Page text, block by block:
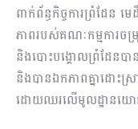
ពាក់ព័ន្ធកិច្ចការព្រំដែន
ភាព​របស់គណៈ​កម្ម​ការ​​ចម្
និងបោះបង្គោលព្រំដែនប
និងបានឯកភាពគ្នាដោះ
ដោយឈរលើមូលដ្ឋានយ